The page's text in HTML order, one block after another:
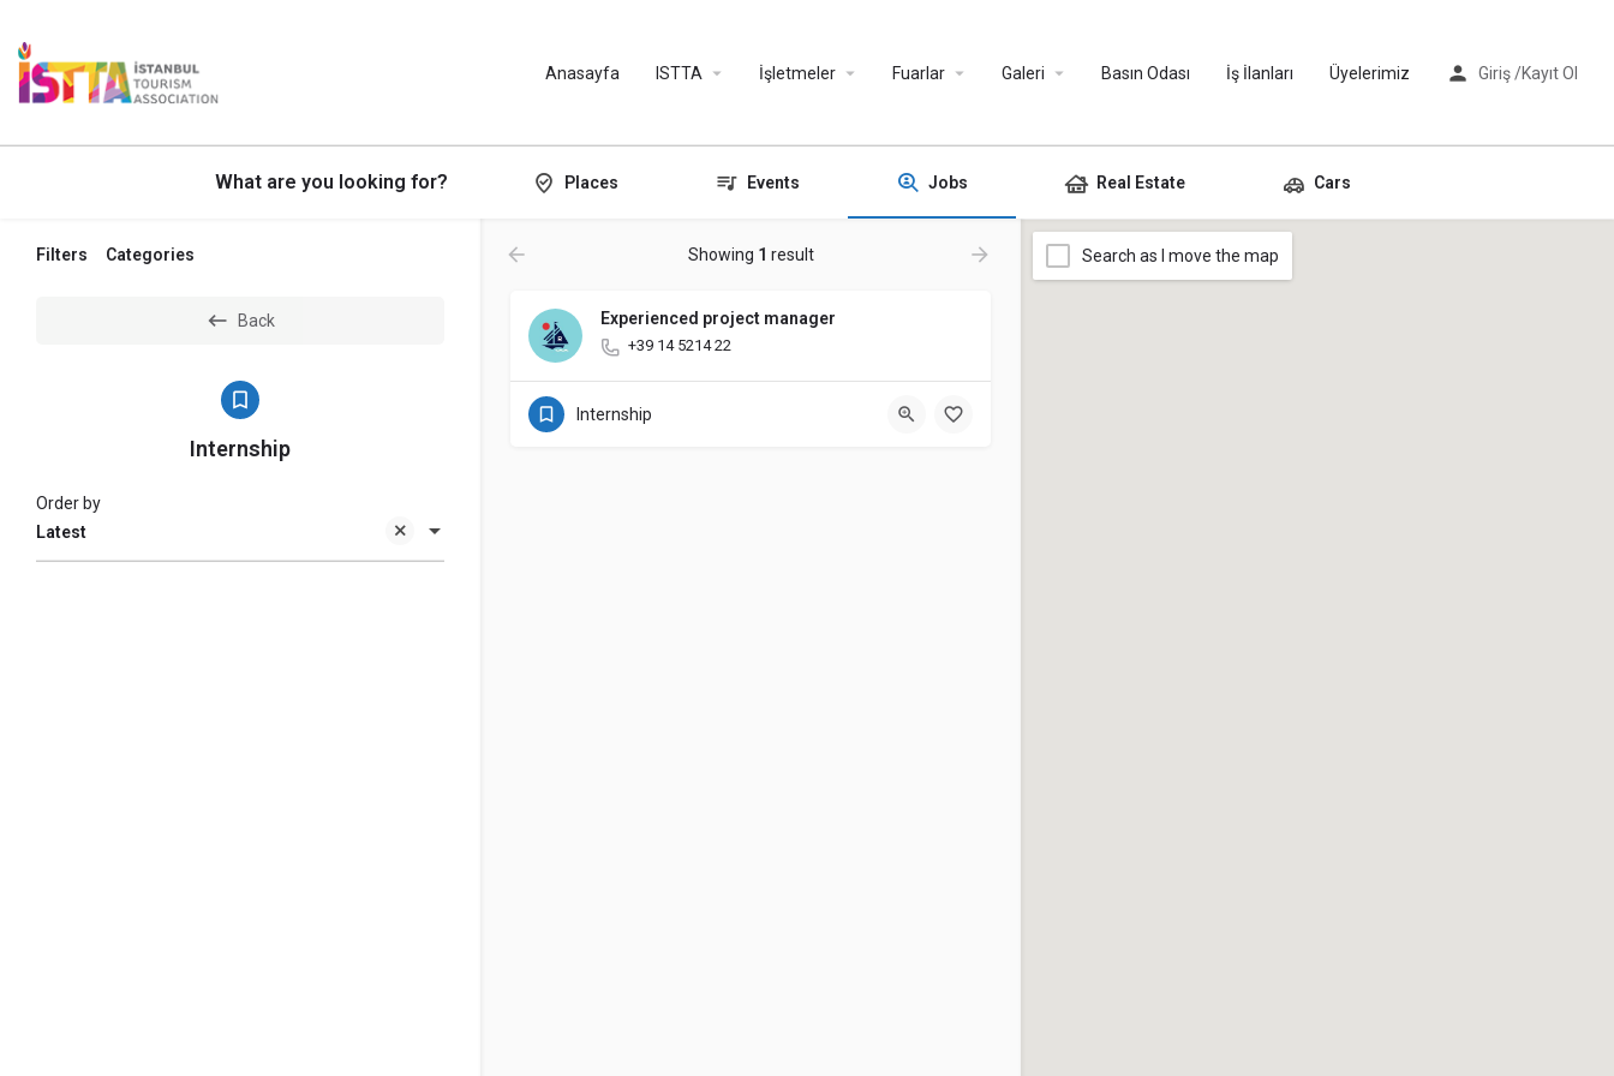
Anasayfa ISTTA İşletmeler Fuarlar Galeri Basın Odası İş İlanları Üyelerimiz Giriş /Kayıt Ol
What are you looking for? Places Events Jobs Real Estate Cars
Filters Categories
Back
Internship
Latest
Order by
Showing 1 result
Experienced project manager
+39 14 5214 22
Internship
Search as I move the map